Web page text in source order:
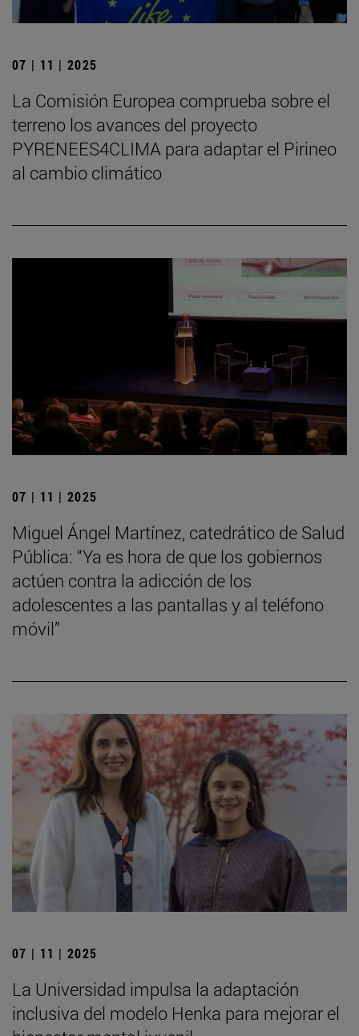
07 | 11 | 2025
La Comisión Europea comprueba sobre el
terreno los avances del proyecto
PYRENEES4CLIMA para adaptar el Pirineo
al cambio climático
07 | 11 | 2025
Miguel Ángel Martínez, catedrático de Salud
Pública: “Ya es hora de que los gobiernos
actúen contra la adicción de los
adolescentes a las pantallas y al teléfono
móvil”
07 | 11 | 2025
La Universidad impulsa la adaptación
inclusiva del modelo Henka para mejorar el